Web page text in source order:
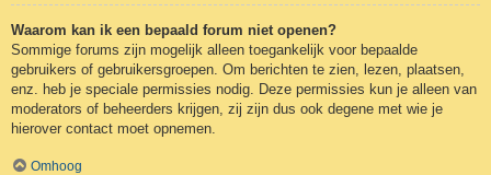
Waarom kan ik een bepaald forum niet openen?
Sommige forums zijn mogelijk alleen toegankelijk voor bepaalde
gebruikers of gebruikersgroepen. Om berichten te zien, lezen, plaatsen,
enz. heb je speciale permissies nodig. Deze permissies kun je alleen van
moderators of beheerders krijgen, zij zijn dus ook degene met wie je
hierover contact moet opnemen.
Omhoog